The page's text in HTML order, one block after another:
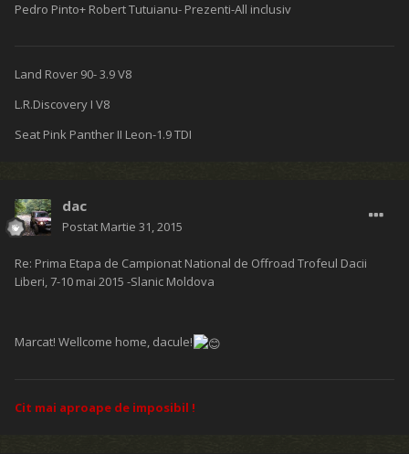
Pedro Pinto+ Robert Tutuianu- Prezenti-All inclusiv
Land Rover 90- 3.9 V8
L.R.Discovery I V8
Seat Pink Panther II Leon-1.9 TDI
dac
Postat Martie 31, 2015
Re: Prima Etapa de Campionat National de Offroad Trofeul Dacii
Liberi, 7-10 mai 2015 -Slanic Moldova
Marcat! Wellcome home, dacule!
Cit mai aproape de imposibil !